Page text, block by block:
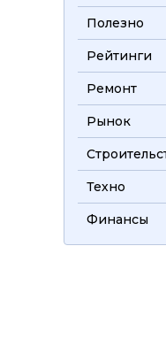
Полезно
Рейтинги
Ремонт
Рынок
Техно
Финансы